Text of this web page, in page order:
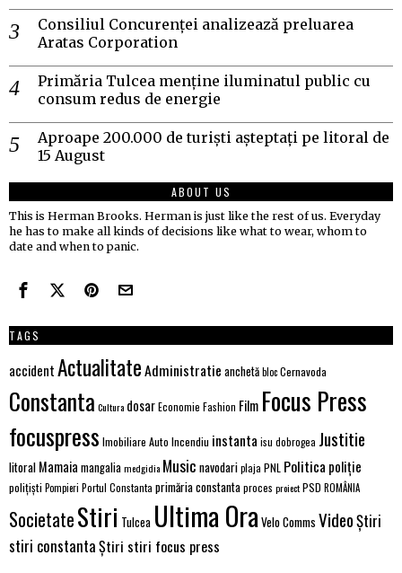
Consiliul Concurenței analizează preluarea
Aratas Corporation
Primăria Tulcea menține iluminatul public cu
consum redus de energie
Aproape 200.000 de turiști așteptați pe litoral de
15 August
ABOUT US
This is Herman Brooks. Herman is just like the rest of us. Everyday
he has to make all kinds of decisions like what to wear, whom to
date and when to panic.
TAGS
accidentActualitateAdministratie anchetăblocCernavoda
Constanta Cultura dosarEconomie Fashion Film Focus Press
focuspress Imobiliare Auto Incendiu instanta isu dobrogea Justitie
litoral Mamaia mangaliamedgidia Music navodariplaja PNL Politica poliție
polițiști Pompieri Portul Constanta primăria constantaproces proiectPSD ROMÂNIA
SocietateStiri Tulcea Ultima Ora Velo Comms VideoȘtiri
stiri constantaȘtiri stiri focus press